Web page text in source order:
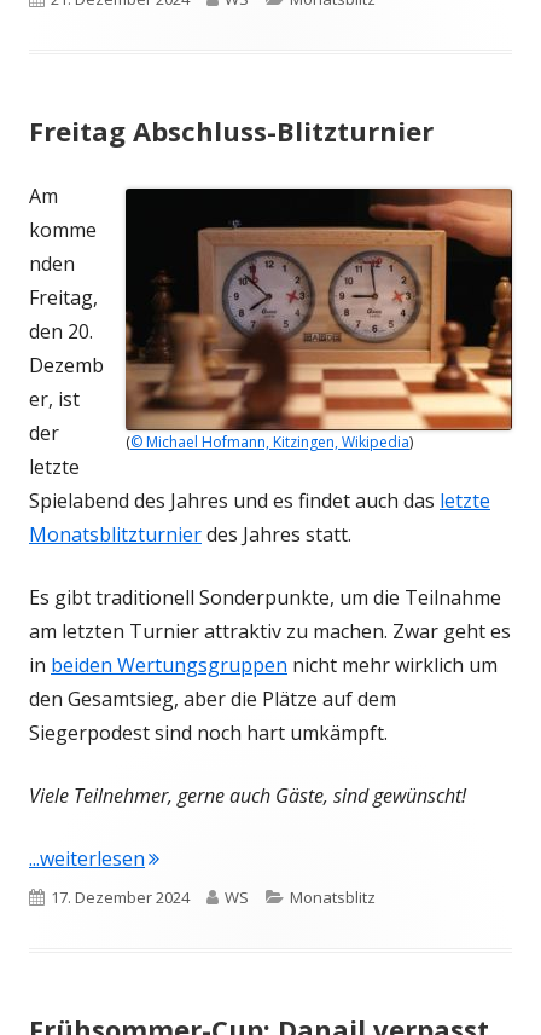
Freitag Abschluss-Blitzturnier
(© Michael Hofmann, Kitzingen, Wikipedia)
Am
komme
nden
Freitag,
den 20.
Dezemb
er, ist
der
letzte
Spielabend des Jahres und es findet auch das letzte
Monatsblitzturnierdes Jahres statt.
Es gibt traditionell Sonderpunkte, um die Teilnahme
am letzten Turnier attraktiv zu machen. Zwar geht es
in beiden Wertungsgruppen nicht mehr wirklich um
den Gesamtsieg, aber die Plätze auf dem
Siegerpodest sind noch hart umkämpft.
Viele Teilnehmer, gerne auch Gäste, sind gewünscht!
...weiterlesen"Freitag Abschluss-Blitzturnier"
Veröffentlicht
17. Dezember 2024 Autor
WS Kategorien
Monatsblitz